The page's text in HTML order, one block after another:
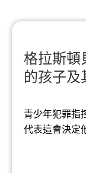
格拉斯頓
的孩子及
青少年犯罪指
代表這會決定